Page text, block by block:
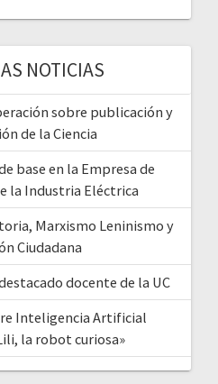
NOTICIAS
sobre publicación y
de la Ciencia
base en la Empresa de
la Industria Eléctrica
Marxismo Leninismo y
Ciudadana
docente de la UC
Inteligencia Artificial
la robot curiosa»